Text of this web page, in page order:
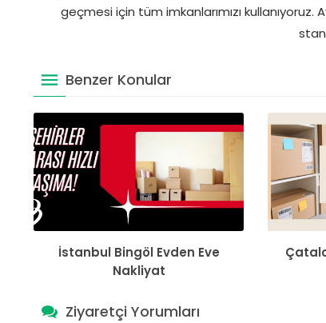
geçmesi için tüm imkanlarımızı
Benzer Konular
İstanbul Bingöl Evden Eve
Nakliyat
Ziyaretçi Yorumları